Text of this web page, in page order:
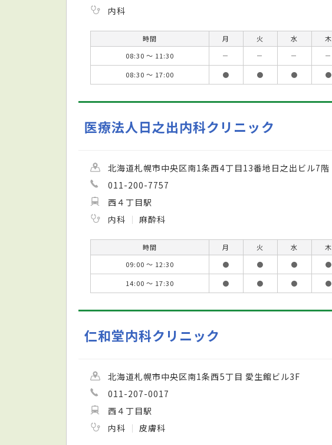
内科
時間 月 火 水 木
08:30 ～ 11:30
－ － － －
08:30 ～ 17:00
● ● ● ●
医療法人日之出内科クリニック
北海道札幌市中央区南1条西4丁目13番地日之出ビル7階
011-200-7757
西４丁目駅
内科
麻酔科
時間 月 火 水 木
09:00 ～ 12:30
● ● ● ●
14:00 ～ 17:30
● ● ● ●
仁和堂内科クリニック
北海道札幌市中央区南1条西5丁目 愛生館ビル3F
011-207-0017
西４丁目駅
内科
皮膚科